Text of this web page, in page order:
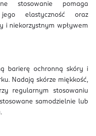
stosowanie pomaga
elastyczność oraz
i niekorzystnym wpływem
barierę ochronną skóry i
Nadają skórze miękkość,
regularnym stosowaniu
samodzielnie lub